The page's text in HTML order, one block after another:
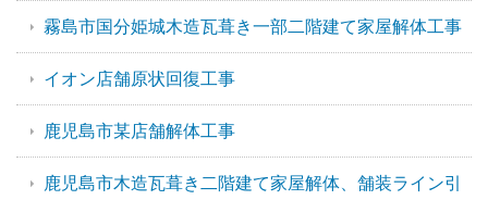
霧島市国分姫城木造瓦葺き一部二階建て家屋解体工事
イオン店舗原状回復工事
鹿児島市某店舗解体工事
鹿児島市木造瓦葺き二階建て家屋解体、舗装ライン引